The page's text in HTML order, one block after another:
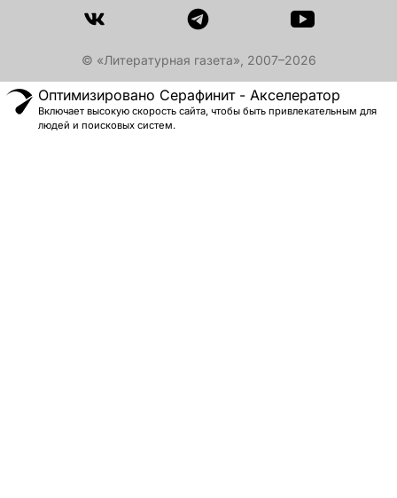
© «Литературная газета», 2007–2026
Оптимизировано Серафинит - Акселератор
Включает высокую скорость сайта, чтобы быть привлекательным для
людей и поисковых систем.